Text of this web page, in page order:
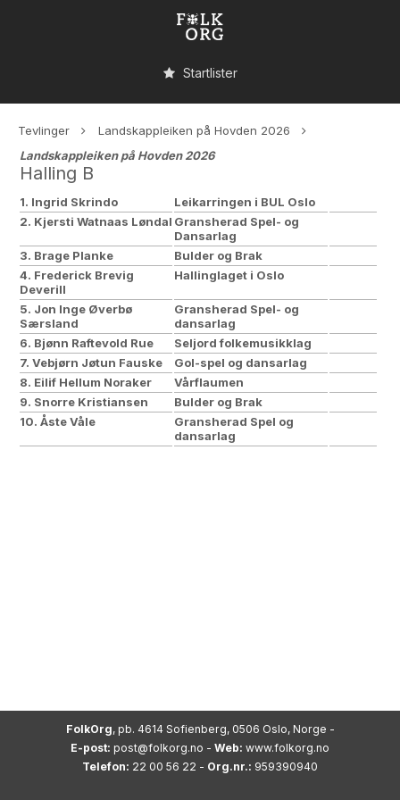
Startlister
Tevlinger
Landskappleiken på Hovden 2026
Landskappleiken på Hovden 2026
Halling B
1. Ingrid Skrindo
Leikarringen i BUL Oslo
2. Kjersti Watnaas Løndal Gransherad Spel- og
Dansarlag
3. Brage Planke
Bulder og Brak
4. Frederick Brevig
Deverill
Hallinglaget i Oslo
5. Jon Inge Øverbø
Særsland
Gransherad Spel- og
dansarlag
6. Bjønn Raftevold Rue
Seljord folkemusikklag
7. Vebjørn Jøtun Fauske
Gol-spel og dansarlag
8. Eilif Hellum Noraker
Vårflaumen
9. Snorre Kristiansen
Bulder og Brak
10. Åste Våle
Gransherad Spel og
dansarlag
FolkOrg, pb. 4614 Sofienberg, 0506 Oslo, Norge -
E-post: post@folkorg.no - Web: www.folkorg.no
Telefon: 22 00 56 22 - Org.nr.: 959390940